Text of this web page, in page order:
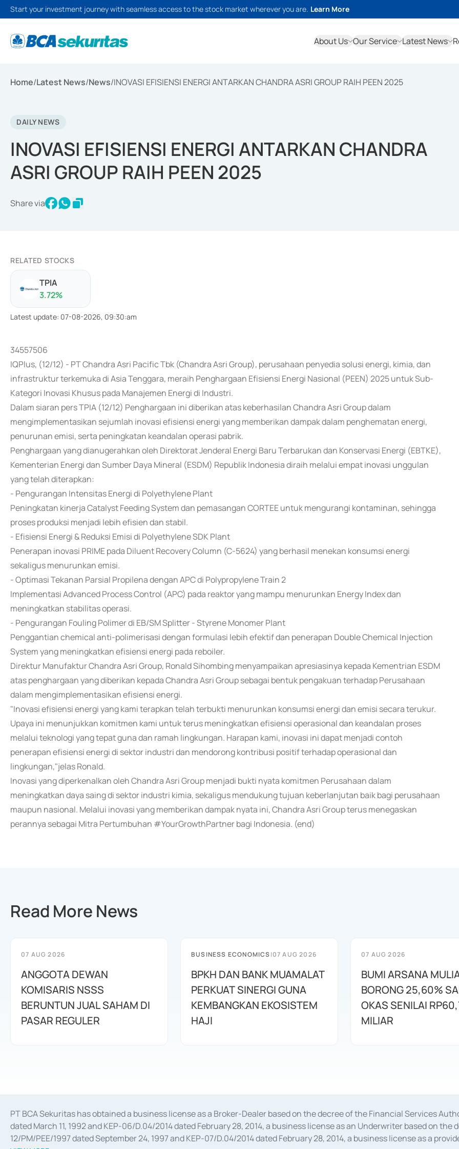
Start your investment journey with seamless access to the stock market wherever you are. Learn More
About Us Our Service Latest News
Home/Latest News/News/INOVASI EFISIENSI ENERGI ANTARKAN CHANDRA ASRI GROUP RAIH PEEN 2025
DAILY NEWS
INOVASI EFISIENSI ENERGI ANTARKAN CHANDRA
ASRI GROUP RAIH PEEN 2025
Share via
RELATED STOCKS
TPIA
3.72%
Latest update: 07-08-2026, 09:30:am
34557506
IQPlus, (12/12) - PT Chandra Asri Pacific Tbk (Chandra Asri Group), perusahaan penyedia solusi energi, kimia, dan
infrastruktur terkemuka di Asia Tenggara, meraih Penghargaan Efisiensi Energi Nasional (PEEN) 2025 untuk Sub-
Kategori Inovasi Khusus pada Manajemen Energi di Industri.
Dalam siaran pers TPIA (12/12) Penghargaan ini diberikan atas keberhasilan Chandra Asri Group dalam
mengimplementasikan sejumlah inovasi efisiensi energi yang memberikan dampak dalam penghematan energi,
penurunan emisi, serta peningkatan keandalan operasi pabrik.
Penghargaan yang dianugerahkan oleh Direktorat Jenderal Energi Baru Terbarukan dan Konservasi Energi (EBTKE),
Kementerian Energi dan Sumber Daya Mineral (ESDM) Republik Indonesia diraih melalui empat inovasi unggulan
yang telah diterapkan:
- Pengurangan Intensitas Energi di Polyethylene Plant
Peningkatan kinerja Catalyst Feeding System dan pemasangan CORTEE untuk mengurangi kontaminan, sehingga
proses produksi menjadi lebih efisien dan stabil.
- Efisiensi Energi & Reduksi Emisi di Polyethylene SDK Plant
Penerapan inovasi PRIME pada Diluent Recovery Column (C-5624) yang berhasil menekan konsumsi energi
sekaligus menurunkan emisi.
- Optimasi Tekanan Parsial Propilena dengan APC di Polypropylene Train 2
Implementasi Advanced Process Control (APC) pada reaktor yang mampu menurunkan Energy Index dan
meningkatkan stabilitas operasi.
- Pengurangan Fouling Polimer di EB/SM Splitter - Styrene Monomer Plant
Penggantian chemical anti-polimerisasi dengan formulasi lebih efektif dan penerapan Double Chemical Injection
System yang meningkatkan efisiensi energi pada reboiler.
Direktur Manufaktur Chandra Asri Group, Ronald Sihombing menyampaikan apresiasinya kepada Kementrian ESDM
atas penghargaan yang diberikan kepada Chandra Asri Group sebagai bentuk pengakuan terhadap Perusahaan
dalam mengimplementasikan efisiensi energi.
"Inovasi efisiensi energi yang kami terapkan telah terbukti menurunkan konsumsi energi dan emisi secara terukur.
Upaya ini menunjukkan komitmen kami untuk terus meningkatkan efisiensi operasional dan keandalan proses
melalui teknologi yang tepat guna dan ramah lingkungan. Harapan kami, inovasi ini dapat menjadi contoh
penerapan efisiensi energi di sektor industri dan mendorong kontribusi positif terhadap operasional dan
lingkungan,"jelas Ronald.
Inovasi yang diperkenalkan oleh Chandra Asri Group menjadi bukti nyata komitmen Perusahaan dalam
meningkatkan daya saing di sektor industri kimia, sekaligus mendukung tujuan keberlanjutan baik bagi perusahaan
maupun nasional. Melalui inovasi yang memberikan dampak nyata ini, Chandra Asri Group terus menegaskan
perannya sebagai Mitra Pertumbuhan #YourGrowthPartner bagi Indonesia. (end)
Read More News
07 AUG 2026
ANGGOTA DEWAN
KOMISARIS NSSS
BERUNTUN JUAL SAHAM DI
PASAR REGULER
BUSINESS ECONOMICS|07 AUG 2026
BPKH DAN BANK MUAMALAT
PERKUAT SINERGI GUNA
KEMBANGKAN EKOSISTEM
HAJI
07 AUG 2026
BUMI ARSANA
BORONG 25,60%
OKAS SENILAI
MILIAR
PT BCA Sekuritas has obtained a business license as a Broker-Dealer based on the decree of the Financial Services
dated March 11, 1992 and KEP-06/D.04/2014 dated February 28, 2014, a business license as an Underwriter based on
12/PM/PEE/1997 dated September 24, 1997 and KEP-07/D.04/2014 dated February 28, 2014, a business license as a